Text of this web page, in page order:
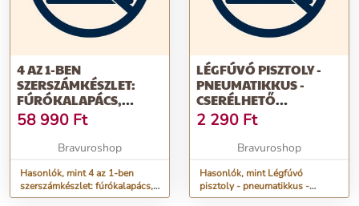
4 AZ 1-BEN
SZERSZÁMKÉSZLET:
FÚRÓKALAPÁCS,
AKKUS
ÜTVECSAVAROZÓ,
SAROKCSISZOLÓ,
AKKSI, GYORSTÖLTŐ
ÉS TARTOZÉKOK,
58 990 Ft
Bravuroshop
Hasonlók, mint 4 az 1-ben
szerszámkészlet: fúrókalapács,
akkus ütvecsavarozó,
LÉGFÚVÓ PISZTOLY -
PNEUMATIKKUS -
CSERÉLHETŐ
FÚVÓKÁKKAL -
16/50/80 MM - 1/4"
2 290 Ft
Bravuroshop
Hasonlók, mint Légfúvó
pisztoly - pneumatikkus -
cserélhető fúvókákkal -